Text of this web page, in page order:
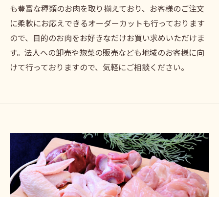
も豊富な種類のお肉を取り揃えており、お客様のご注文
に柔軟にお応えできるオーダーカットも行っております
ので、目的のお肉をお好きなだけお買い求めいただけま
す。法人への卸売や惣菜の販売なども地域のお客様に向
けて行っておりますので、気軽にご相談ください。